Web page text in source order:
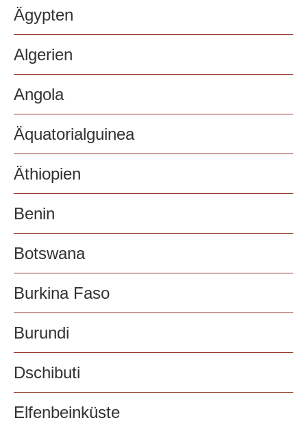
Ägypten
Algerien
Angola
Äquatorialguinea
Äthiopien
Benin
Botswana
Burkina Faso
Burundi
Dschibuti
Elfenbeinküste